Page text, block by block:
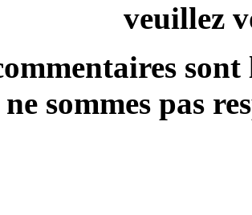
veuillez
sommes pas